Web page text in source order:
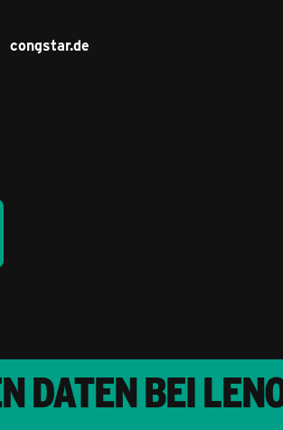
congstar.de
DATEN BEI